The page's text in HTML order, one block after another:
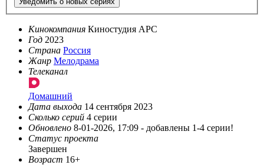
Кинокомпания Киностудия АРС
Год 2023
Страна Россия
Жанр Мелодрама
Телеканал
Домашний
Дата выхода 14 сентября 2023
Сколько серий 4 серии
Обновлено 8-01-2026, 17:09 - добавлены 1-4 серии!
Статус проекта
Завершен
Возраст 16+